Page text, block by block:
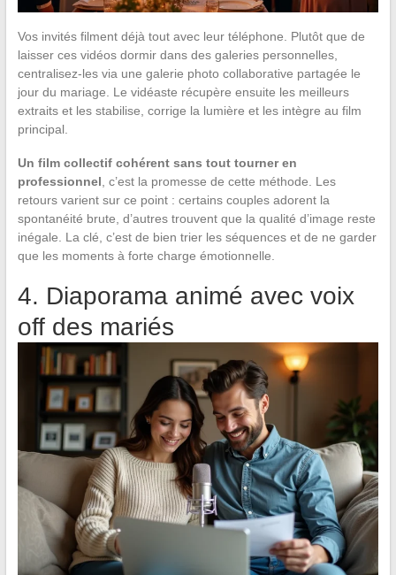
Vos invités filment déjà tout avec leur téléphone. Plutôt que de
laisser ces vidéos dormir dans des galeries personnelles,
centralisez-les via une galerie photo collaborative partagée le
jour du mariage. Le vidéaste récupère ensuite les meilleurs
extraits et les stabilise, corrige la lumière et les intègre au film
principal.
Un film collectif cohérent sans tout tourner en
professionnel, c’est la promesse de cette méthode. Les
retours varient sur ce point : certains couples adorent la
spontanéité brute, d’autres trouvent que la qualité d’image reste
inégale. La clé, c’est de bien trier les séquences et de ne garder
que les moments à forte charge émotionnelle.
4. Diaporama animé avec voix
off des mariés